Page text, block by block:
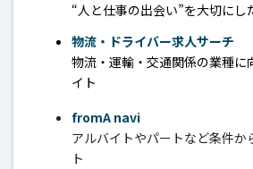
“人と仕事の出会い”を大切にし
物流・ドライバー求人サーチ
物流・運輸・交通関係の業種に
イト
fromA navi
アルバイトやパートなど条件か
ト